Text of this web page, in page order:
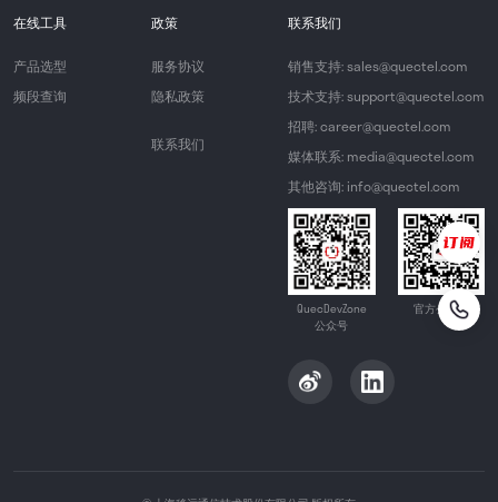
在线工具
产品选型
频段查询
政策
服务协议
隐私政策
联系我们
联系我们
销售支持: sales@quectel.com
技术支持: support@quectel.com
招聘: career@quectel.com
媒体联系: media@quectel.com
其他咨询: info@quectel.com
QuecDevZone
公众号
官方公众号